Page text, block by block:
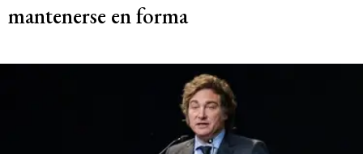
mantenerse en forma